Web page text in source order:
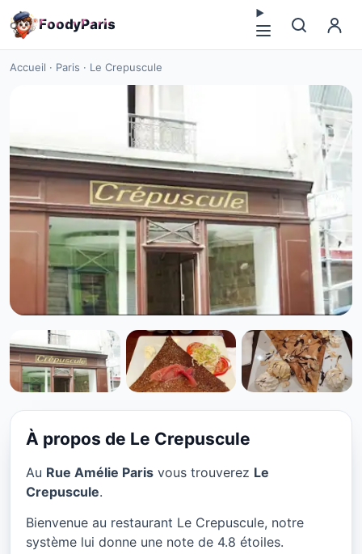
FoodyParis
Accueil · Paris · Le Crepuscule
VÉGÉTARIEN
Le Crepuscule à Paris
★ 4.8/5
À propos de Le Crepuscule
Au Rue Amélie Paris vous trouverez Le
Crepuscule.
Bienvenue au restaurant Le Crepuscule, notre
système lui donne une note de 4.8 étoiles.